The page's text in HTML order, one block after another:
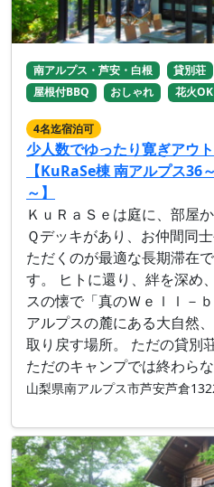
南アルプス・芦安・白根 貸別荘
屋根付BBQ
おしゃれ 花火OK
4名迄宿泊可
少人数でゆったり寛ぎアウ
【KuRaSe棟 南アルプス
～】
ＫｕＲａＳｅは庭に、部屋
Ｑデッキがあり、お仲間同
ただくのが最適な長期滞在
す。 ヒトに還り、絆を深め
スの懐で「真のＷｅｌｌ－
アルプスの麓にある大自然
取り戻す場所。 ただの貸別
ただのキャンプでは終わらな
山梨県南アルプス市芦安芦倉